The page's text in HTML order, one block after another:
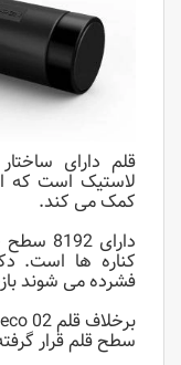
قلم دارای
لاستیک است که
کمک می کند.
دارای
کناره ها است.
فشرده می شوند
سطح قلم قرار